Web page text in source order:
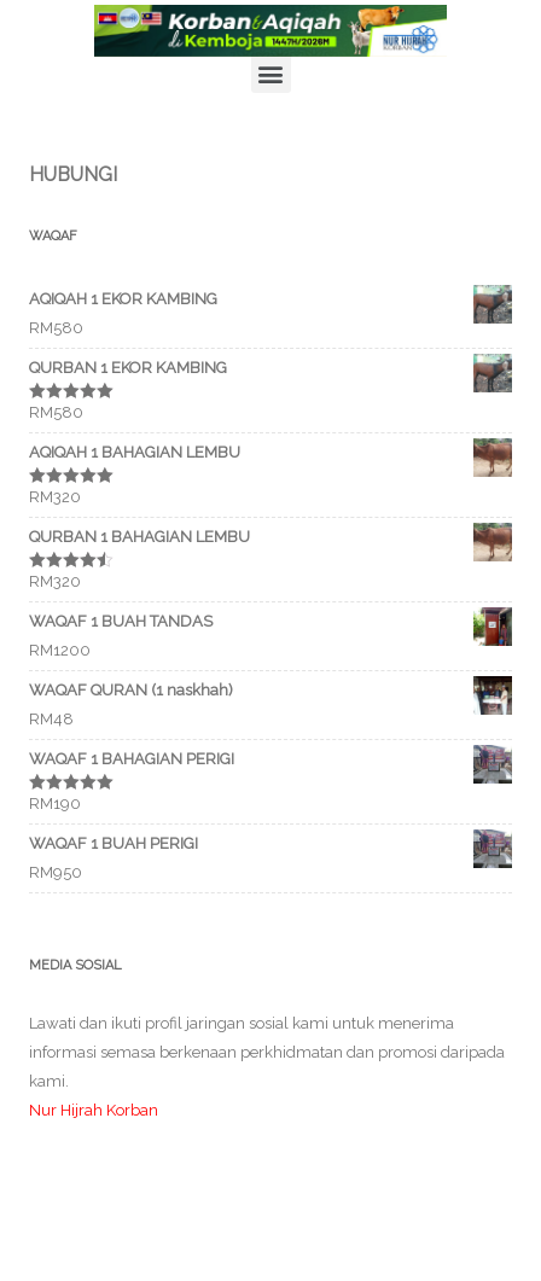
PENYERTAAN PROGRAM KORBAN & AQIQAH DI KEMBOJA
1447H/2026M KINI DIBUKA! DAFTAR SEGERA!
KLIK UNTUK INFO LANJUT
HUBUNGI
WAQAF
AQIQAH 1 EKOR KAMBING
RM580
QURBAN 1 EKOR KAMBING
Rated5.00
out of 5
RM580
AQIQAH 1 BAHAGIAN LEMBU
Rated5.00
out of 5
RM320
QURBAN 1 BAHAGIAN LEMBU
Rated4.50
out of 5
RM320
WAQAF 1 BUAH TANDAS
RM1200
WAQAF QURAN (1 naskhah)
RM48
WAQAF 1 BAHAGIAN PERIGI
Rated5.00
out of 5
RM190
WAQAF 1 BUAH PERIGI
RM950
MEDIA SOSIAL
Lawati dan ikuti profil jaringan sosial kami untuk menerima
informasi semasa berkenaan perkhidmatan dan promosi daripada
kami.
Nur Hijrah Korban